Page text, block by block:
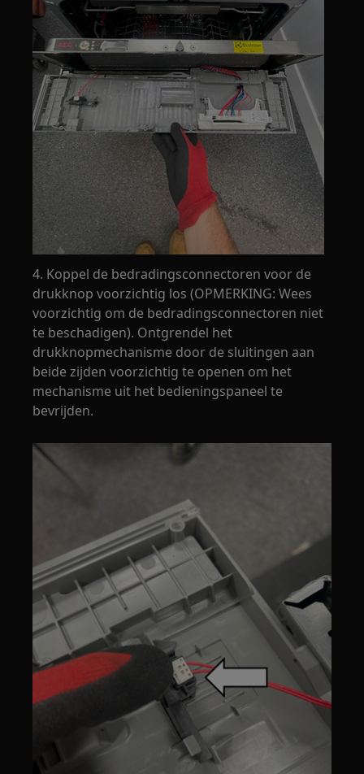
4. Koppel de bedradingsconnectoren voor de
drukknop voorzichtig los (OPMERKING: Wees
voorzichtig om de bedradingsconnectoren niet
te beschadigen). Ontgrendel het
drukknopmechanisme door de sluitingen aan
beide zijden voorzichtig te openen om het
mechanisme uit het bedieningspaneel te
bevrijden.